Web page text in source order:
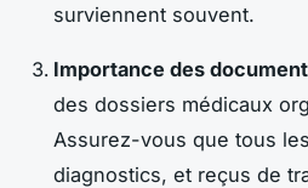
surviennent souvent.
Importance des
des dossiers médicaux
Assurez-vous que tous
diagnostics, et reçus de